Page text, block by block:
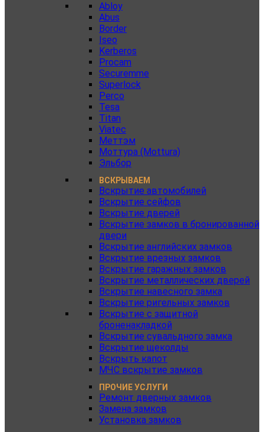
Abloy
Abus
Border
Iseo
Kerberos
Procam
Securemme
Superlock
Perco
Tesa
Titan
Viatec
Меттэм
Моттура (Mottura)
Эльбор
ВСКРЫВАЕМ
Вскрытие автомобилей
Вскрытие сейфов
Вскрытие дверей
Вскрытие замков в бронированной
двери
Вскрытие английских замков
Вскрытие врезных замков
Вскрытие гаражных замков
Вскрытие металлических дверей
Вскрытие навесного замка
Вскрытие ригельных замков
Вскрытие с защитной
броненакладкой
Вскрытие сувальдного замка
Вскрытие щеколды
Вскрыть капот
МЧС вскрытие замков
ПРОЧИЕ УСЛУГИ
Ремонт дверных замков
Замена замков
Установка замков